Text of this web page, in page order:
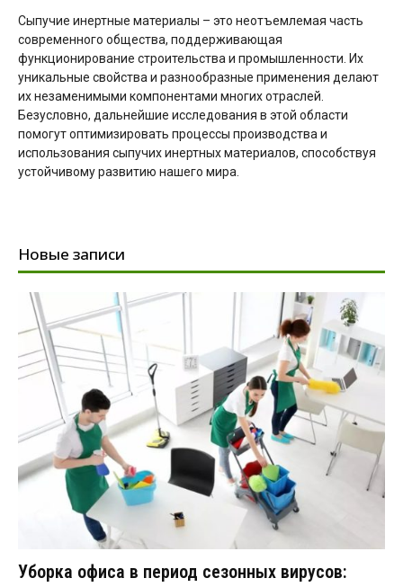
Сыпучие инертные материалы – это неотъемлемая часть
современного общества, поддерживающая
функционирование строительства и промышленности. Их
уникальные свойства и разнообразные применения делают
их незаменимыми компонентами многих отраслей.
Безусловно, дальнейшие исследования в этой области
помогут оптимизировать процессы производства и
использования сыпучих инертных материалов, способствуя
устойчивому развитию нашего мира.
Новые записи
Уборка офиса в период сезонных вирусов: